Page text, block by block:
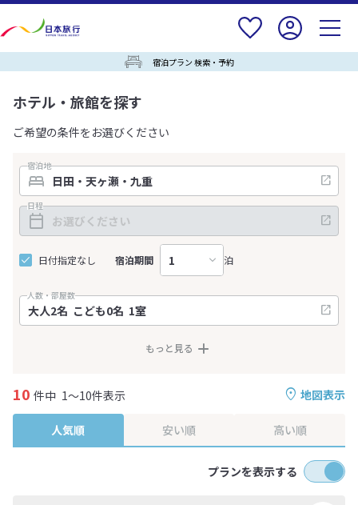
宿泊プラン 検索・予約
ホテル・旅館を探す
ご希望の条件をお選びください
宿泊地
日程
日付指定なし 宿泊期間 泊
人数・部屋数
もっと見る
地図表示
10 件中 1～10件表示
人気順 安い順 高い順
プランを表示する